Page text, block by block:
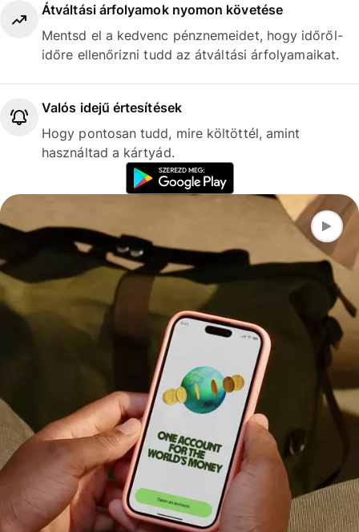
Átváltási árfolyamok nyomon követése
Mentsd el a kedvenc pénznemeidet, hogy időről-
időre ellenőrizni tudd az átváltási árfolyamaikat.
Valós idejű értesítések
Hogy pontosan tudd, mire költöttél, amint
használtad a kártyád.